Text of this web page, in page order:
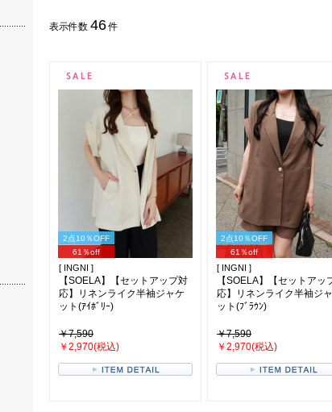
表示件数 46 件
2点10％OFF
61％off
[ INGNI ]
【SOELA】【セットアップ対
応】リネンライク半袖ジャケ
ット(ｱｲﾎﾞﾘｰ)
￥7,590
￥2,970(税込)
2点10％OFF
61％off
[ INGNI ]
【SOELA】【セットアッ
応】リネンライク半袖ジ
ット(ﾌﾞﾗｳﾝ)
￥7,590
￥2,970(税込)